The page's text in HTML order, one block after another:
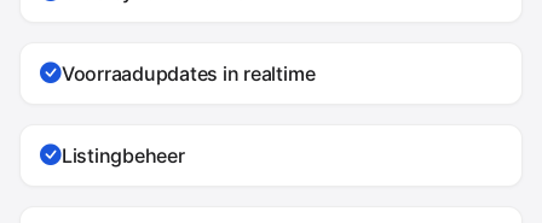
Voorraadupdates in realtime
Listingbeheer